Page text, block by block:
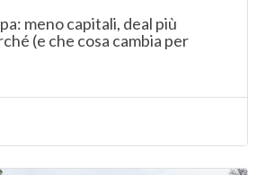
meno capitali, deal più
(e che cosa cambia per